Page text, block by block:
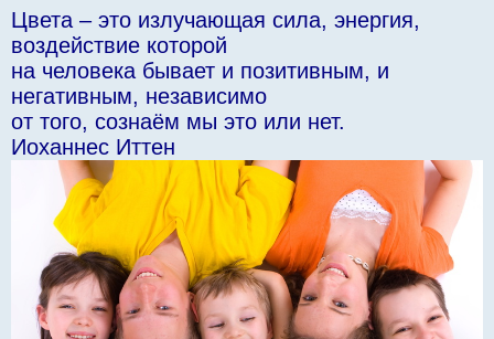
е
н
и
е
Цвета – это излучающая сила, энергия,
воздействие которой
на человека бывает и позитивным, и
негативным, независимо
от того, сознаём мы это или нет.
Иоханнес Иттен